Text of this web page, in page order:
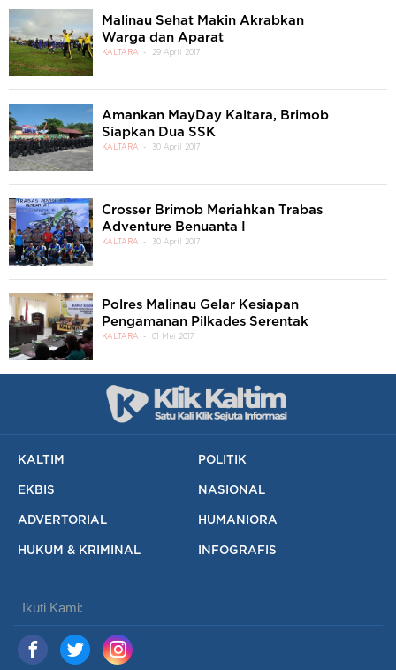
Malinau Sehat Makin Akrabkan
Warga dan Aparat
KALTARA 29 April 2017
Amankan MayDay Kaltara, Brimob
Siapkan Dua SSK
KALTARA 30 April 2017
Crosser Brimob Meriahkan Trabas
Adventure Benuanta I
KALTARA 30 April 2017
Polres Malinau Gelar Kesiapan
Pengamanan Pilkades Serentak
KALTARA 01 Mei 2017
KALTIM POLITIK
EKBIS NASIONAL
ADVERTORIAL HUMANIORA
HUKUM & KRIMINAL INFOGRAFIS
Ikuti Kami: